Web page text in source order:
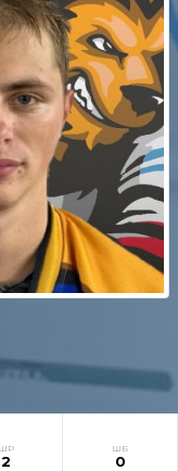
ШР
2
ШБ
0